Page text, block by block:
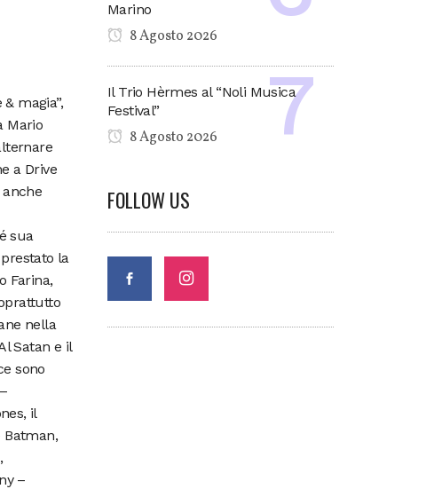
magia”,
Mario
a Drive
anche
sua
la
Farina,
nella
Satan e il
sono
il
Batman,
–
Marino
8 Agosto 2026
Il Trio Hèrmes al “Noli Musica
Festival”
8 Agosto 2026
FOLLOW US